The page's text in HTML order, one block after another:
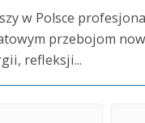
w Polsce
przebojom
refleksji...